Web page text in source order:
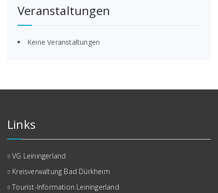
Veranstaltungen
Keine Veranstaltungen
Links
VG Leiningerland
Kreisverwaltung Bad Dürkheim
Tourist-Information Leiningerland